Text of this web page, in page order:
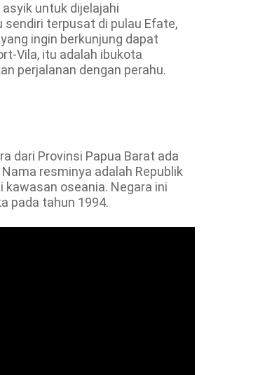
untuk dijelajahi
sendiri terpusat di pulau Efate,
ingin berkunjung dapat
Vila, itu adalah ibukota
perjalanan dengan perahu.
dari Provinsi Papua Barat ada
resminya adalah Republik
kawasan oseania. Negara ini
pada tahun 1994.